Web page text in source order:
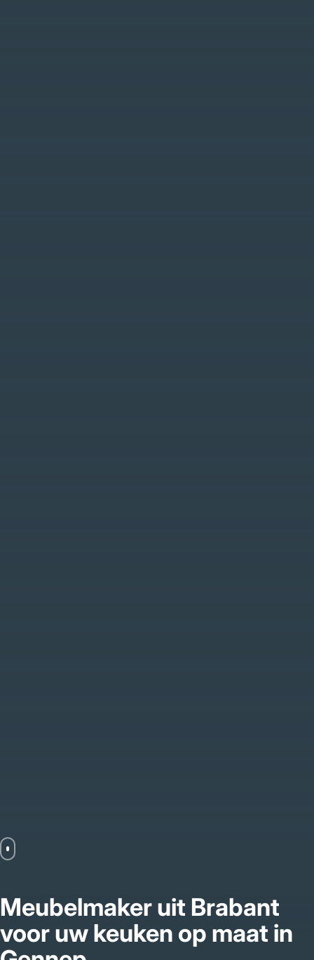
Meubelmaker uit Brabant
voor uw keuken op maat in